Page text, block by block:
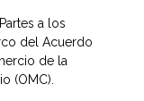
a los
del Acuerdo
de la
(OMC).